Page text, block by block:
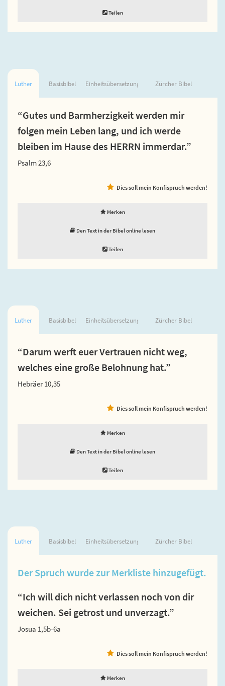
Teilen
Luther Basisbibel Einheitsübersetzung Zürcher Bibel
“Gutes und Barmherzigkeit werden mir
folgen mein Leben lang, und ich werde
bleiben im Hause des HERRN immerdar.”
Psalm 23,6
Dies soll mein Konfispruch werden!
Merken
Den Text in der Bibel online lesen
Teilen
Luther Basisbibel Einheitsübersetzung Zürcher Bibel
“Darum werft euer Vertrauen nicht weg,
welches eine große Belohnung hat.”
Hebräer 10,35
Dies soll mein Konfispruch werden!
Merken
Den Text in der Bibel online lesen
Teilen
Luther Basisbibel Einheitsübersetzung Zürcher Bibel
Der Spruch wurde zur Merkliste hinzugefügt.
“Ich will dich nicht verlassen noch von dir
weichen. Sei getrost und unverzagt.”
Josua 1,5b-6a
Dies soll mein Konfispruch werden!
Merken